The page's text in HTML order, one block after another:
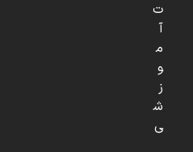
ت
آ
م
و
ز
ش
ی